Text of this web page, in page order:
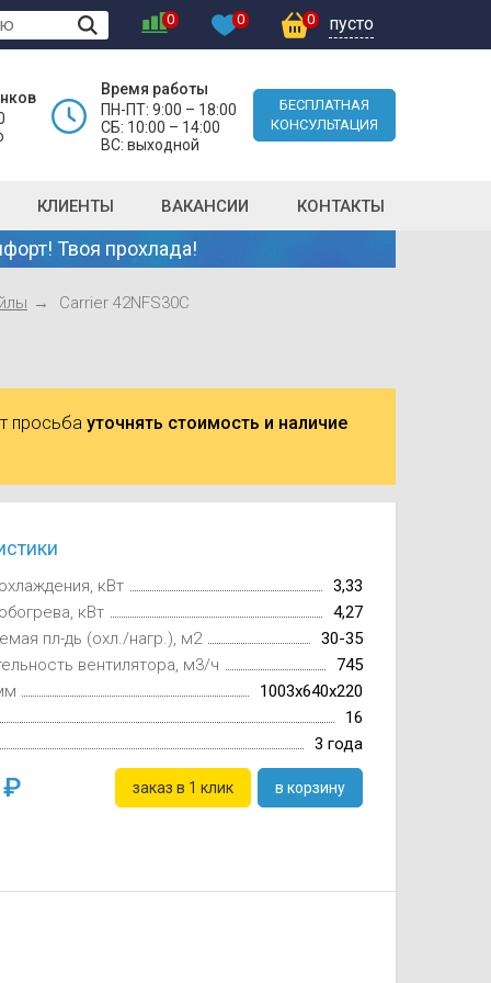
0 0 0 пусто
Время работы
ПН-ПТ: 9:00 – 18:00
СБ: 10:00 – 14:00
ВС: выходной
БЕСПЛАТНАЯ
КОНСУЛЬТАЦИЯ
КЛИЕНТЫ ВАКАНСИИ КОНТАКТЫ
Твоя прохлада!
Carrier 42NFS30C
просьба уточнять стоимость и наличие
кВт
3,33
кВт
4,27
пл-дь (охл./нагр.), м2
30-35
вентилятора, м3/ч
745
1003x640x220
16
3 года
заказ в 1 клик в корзину